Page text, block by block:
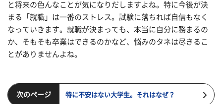
と将来の色んなことが気になりだしますよね。特に今後が決
まる「就職」は一番のストレス。試験に落ちれば自信もなく
なっていきます。就職が決まっても、本当に自分に務まるの
か、そもそも卒業はできるのかなど、悩みのタネは尽きるこ
とがありませんよね。
次のページ 特に不安はない大学生。それはなぜ？